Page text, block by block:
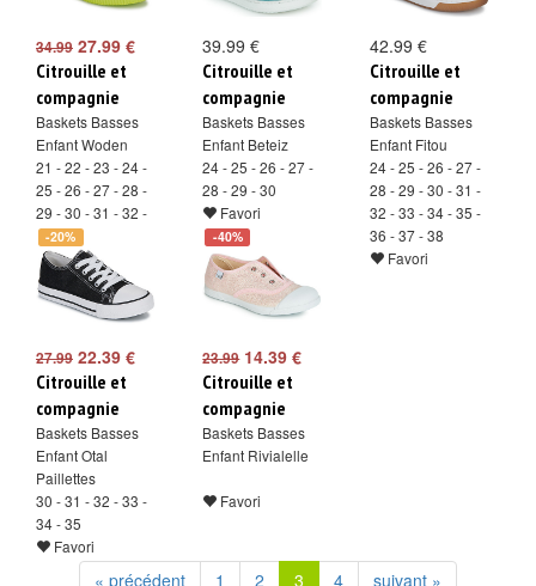
34.99 27.99 €
Citrouille et
compagnie
Baskets Basses
Enfant Woden
21 - 22 - 23 - 24 -
25 - 26 - 27 - 28 -
29 - 30 - 31 - 32 -
33 - 34
Favori
39.99 €
Citrouille et
compagnie
Baskets Basses
Enfant Beteiz
24 - 25 - 26 - 27 -
28 - 29 - 30
Favori
42.99 €
Citrouille et
compagnie
Baskets Basses
Enfant Fitou
24 - 25 - 26 - 27 -
28 - 29 - 30 - 31 -
32 - 33 - 34 - 35 -
36 - 37 - 38
Favori
-20%
27.99 22.39 €
Citrouille et
compagnie
Baskets Basses
Enfant Otal
Paillettes
30 - 31 - 32 - 33 -
34 - 35
Favori
-40%
23.9914.39 €
Citrouille et
compagnie
Baskets Basses
Enfant Rivialelle
Favori
« précédent 1 2 3 4 suivant »